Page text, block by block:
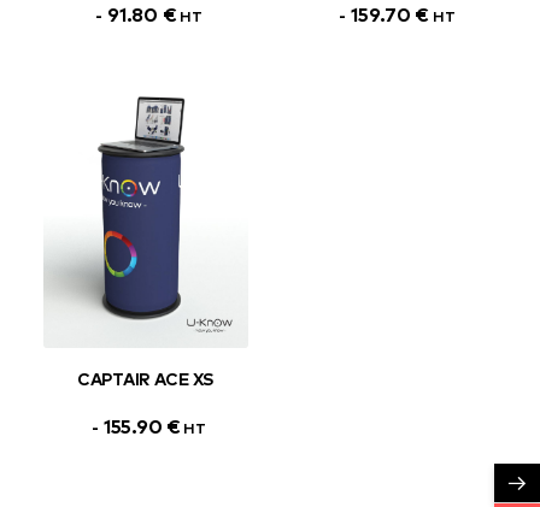
91.80 € HT 159.70 € HT
CAPTAIR ACE XS
155.90 € HT
→